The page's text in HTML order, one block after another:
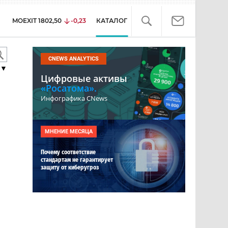
MOEXIT 1802,50 -0,23 КАТАЛОГ
CNEWS ANALYTICS
Цифровые активы
«Росатома».
Инфографика CNews
МНЕНИЕ МЕСЯЦА
Почему соответствие
стандартам не гарантирует
защиту от киберугроз